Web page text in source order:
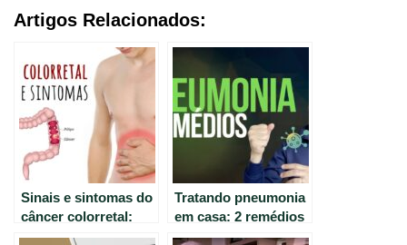
Artigos Relacionados:
Sinais e sintomas do
câncer colorretal:
saiba identificar
Tratando pneumonia
em casa: 2 remédios
eficazes para tosse e